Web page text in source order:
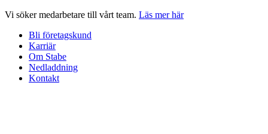
Hoppa
innehåll
Vi söker medarbetare till vårt team. Läs mer här
Bli företagskund
Karriär
Om Stabe
Nedladdning
Kontakt